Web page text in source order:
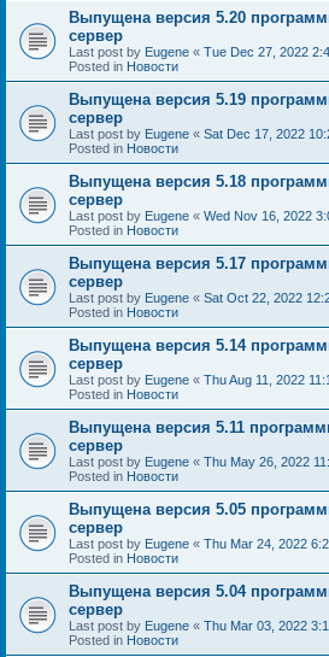
Выпущена версия 5.20
сервер
Last post by Eugene « Tue Dec 27, 2022
Posted in Новости
Выпущена версия 5.19
сервер
Last post by Eugene « Sat Dec 17, 2022
Posted in Новости
Выпущена версия 5.18
сервер
Last post by Eugene « Wed Nov 16, 2022
Posted in Новости
Выпущена версия 5.17
сервер
Last post by Eugene « Sat Oct 22, 2022
Posted in Новости
Выпущена версия 5.14
сервер
Last post by Eugene « Thu Aug 11, 2022
Posted in Новости
Выпущена версия 5.11
сервер
Last post by Eugene « Thu May 26, 2022
Posted in Новости
Выпущена версия 5.05
сервер
Last post by Eugene « Thu Mar 24, 2022
Posted in Новости
Выпущена версия 5.04
сервер
Last post by Eugene « Thu Mar 03, 2022
Posted in Новости